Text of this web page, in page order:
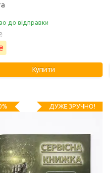
до відправки
Купити
ДУЖЕ ЗРУЧНО!